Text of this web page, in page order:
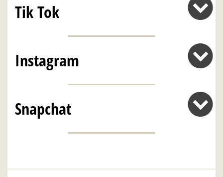
Tik Tok
Instagram
Snapchat